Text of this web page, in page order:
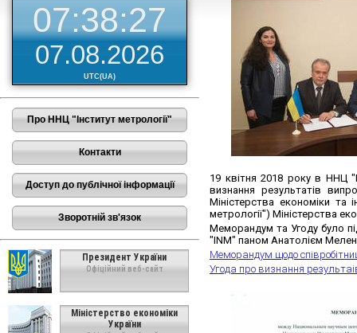
07:38:27
07.08.2026
UTC(UA)
Про ННЦ "Інститут метрології"
Контакти
Доступ до публічної інформації
Зворотній зв'язок
Президент України
Офіційний веб-сайт
Міністерство економіки
України
19 квітня 2018 року в ННЦ
визнання результатів
Міністерства економіки та
метрології") Міністерства
Меморандум та Угоду було
"INM" паном Анатолієм
Меморандум щодо
Угода про визнання